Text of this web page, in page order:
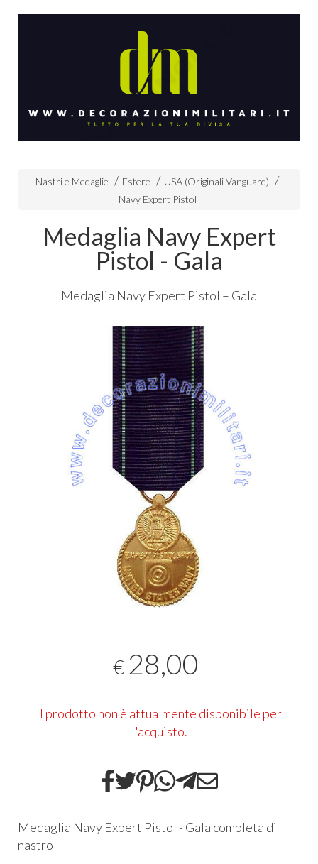
Nastri e Medaglie Estere
USA (Originali Vanguard)
Navy Expert Pistol
Medaglia Navy Expert
Pistol - Gala
Medaglia Navy Expert Pistol – Gala
€ 28,00
Il prodotto non è attualmente disponibile per
l'acquisto.
Medaglia Navy Expert Pistol - Gala completa di
nastro